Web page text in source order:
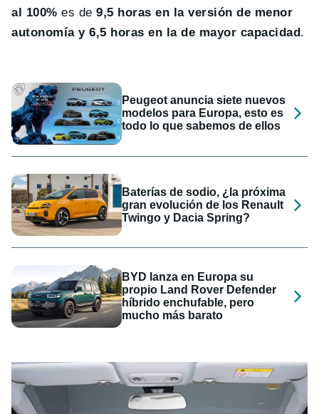
al 100% es de9,5 horas en la versión de menor
autonomía y 6,5 horas en la de mayor capacidad.
Peugeot anuncia siete nuevos
modelos para Europa, esto es
todo lo que sabemos de ellos
Baterías de sodio, ¿la próxima
gran evolución de los Renault
Twingo y Dacia Spring?
BYD lanza en Europa su
propio Land Rover Defender
híbrido enchufable, pero
mucho más barato